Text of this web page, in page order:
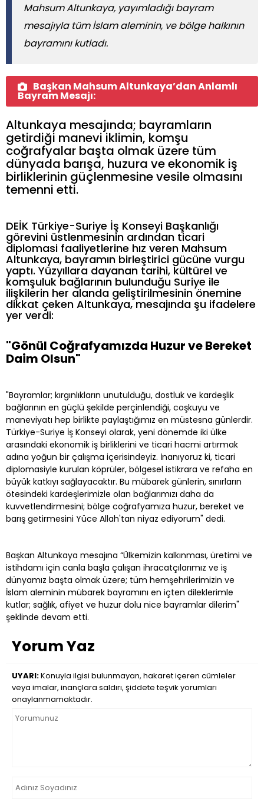
Mahsum Altunkaya, yayımladığı bayram
mesajıyla tüm İslam aleminin, ve bölge halkının
bayramını kutladı.
Başkan Mahsum Altunkaya’dan Anlamlı
Bayram Mesajı:
Altunkaya mesajında; bayramların
getirdiği manevi iklimin, komşu
coğrafyalar başta olmak üzere tüm
dünyada barışa, huzura ve ekonomik iş
birliklerinin güçlenmesine vesile olmasını
temenni etti.
DEİK Türkiye-Suriye İş Konseyi Başkanlığı
görevini üstlenmesinin ardından ticari
diplomasi faaliyetlerine hız veren Mahsum
Altunkaya, bayramın birleştirici gücüne vurgu
yaptı. Yüzyıllara dayanan tarihi, kültürel ve
komşuluk bağlarının bulunduğu Suriye ile
ilişkilerin her alanda geliştirilmesinin önemine
dikkat çeken Altunkaya, mesajında şu ifadelere
yer verdi:
"Gönül Coğrafyamızda Huzur ve Bereket
Daim Olsun"
"Bayramlar; kırgınlıkların unutulduğu, dostluk ve kardeşlik
bağlarının en güçlü şekilde perçinlendiği, coşkuyu ve
maneviyatı hep birlikte paylaştığımız en müstesna günlerdir.
Türkiye-Suriye İş Konseyi olarak, yeni dönemde iki ülke
arasındaki ekonomik iş birliklerini ve ticari hacmi artırmak
adına yoğun bir çalışma içerisindeyiz. İnanıyoruz ki, ticari
diplomasiyle kurulan köprüler, bölgesel istikrara ve refaha en
büyük katkıyı sağlayacaktır. Bu mübarek günlerin, sınırların
ötesindeki kardeşlerimizle olan bağlarımızı daha da
kuvvetlendirmesini; bölge coğrafyamıza huzur, bereket ve
barış getirmesini Yüce Allah'tan niyaz ediyorum" dedi.
Başkan Altunkaya mesajına “Ülkemizin kalkınması, üretimi ve
istihdamı için canla başla çalışan ihracatçılarımız ve iş
dünyamız başta olmak üzere; tüm hemşehrilerimizin ve
İslam aleminin mübarek bayramını en içten dileklerimle
kutlar; sağlık, afiyet ve huzur dolu nice bayramlar dilerim"
şeklinde devam etti.
Yorum Yaz
UYARI:Konuyla ilgisi bulunmayan, hakaret içeren cümleler
veya imalar, inançlara saldırı, şiddete teşvik yorumları
onaylanmamaktadır.